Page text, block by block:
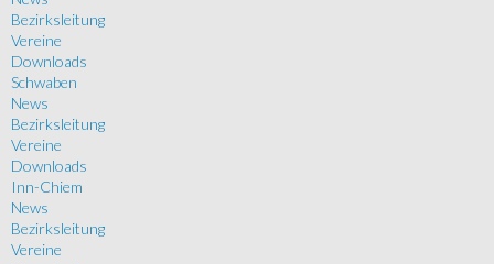
Bezirksleitung
Vereine
Downloads
Schwaben
News
Bezirksleitung
Vereine
Downloads
Inn-Chiem
News
Bezirksleitung
Vereine